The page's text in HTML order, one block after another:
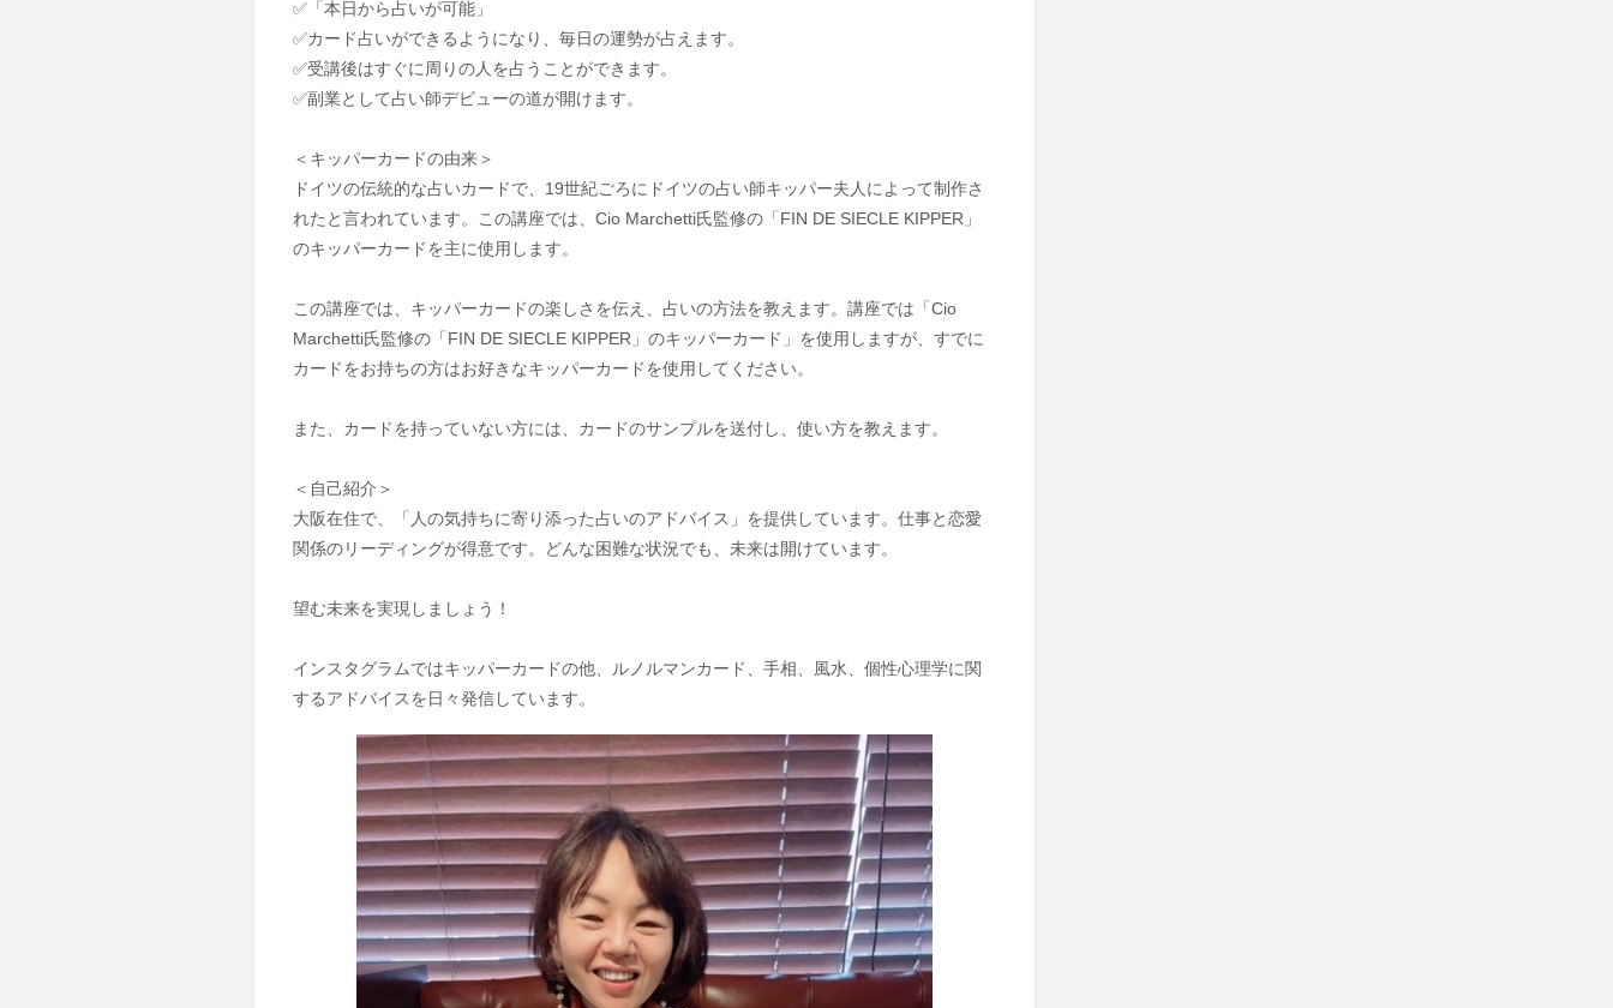
✅「本日から占いが可能」
✅カード占いができるようになり、毎日の運勢が占えます。
✅受講後はすぐに周りの人を占うことができます。
✅副業として占い師デビューの道が開けます。
＜キッパーカードの由来＞
ドイツの伝統的な占いカードで、19世紀ごろにドイツの占い師キッパー夫人によって制作さ
れたと言われています。この講座では、Cio Marchetti氏監修の「FIN DE SIECLE KIPPER」
のキッパーカードを主に使用します。
この講座では、キッパーカードの楽しさを伝え、占いの方法を教えます。講座では「Cio
Marchetti氏監修の「FIN DE SIECLE KIPPER」のキッパーカード」を使用しますが、すでに
カードをお持ちの方はお好きなキッパーカードを使用してください。
また、カードを持っていない方には、カードのサンプルを送付し、使い方を教えます。
＜自己紹介＞
大阪在住で、「人の気持ちに寄り添った占いのアドバイス」を提供しています。仕事と恋愛
関係のリーディングが得意です。どんな困難な状況でも、未来は開けています。
望む未来を実現しましょう！
インスタグラムではキッパーカードの他、ルノルマンカード、手相、風水、個性心理学に関
するアドバイスを日々発信しています。